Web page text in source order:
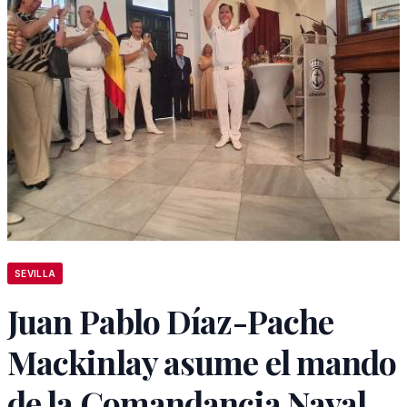
SEVILLA
Juan Pablo Díaz-Pache
Mackinlay asume el mando